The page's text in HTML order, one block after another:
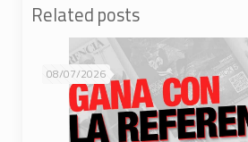
Related posts
08/07/2026